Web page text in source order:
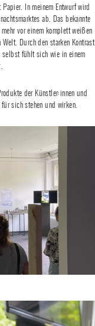
In meinem Entwurf wird
ab. Das bekannte
vor einem komplett weißen
Durch den starken Kontrast
selbst fühlt sich wie in einem
der Künstler:innen und
sich stehen und wirken.